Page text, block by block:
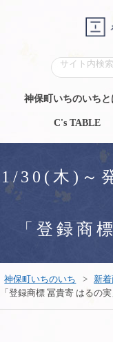
神保町いちのいちと
C's TABLE
1/30(木)～
「登録商
神保町いちのいち > 新
「登録商標 冨貴寄 はるの実